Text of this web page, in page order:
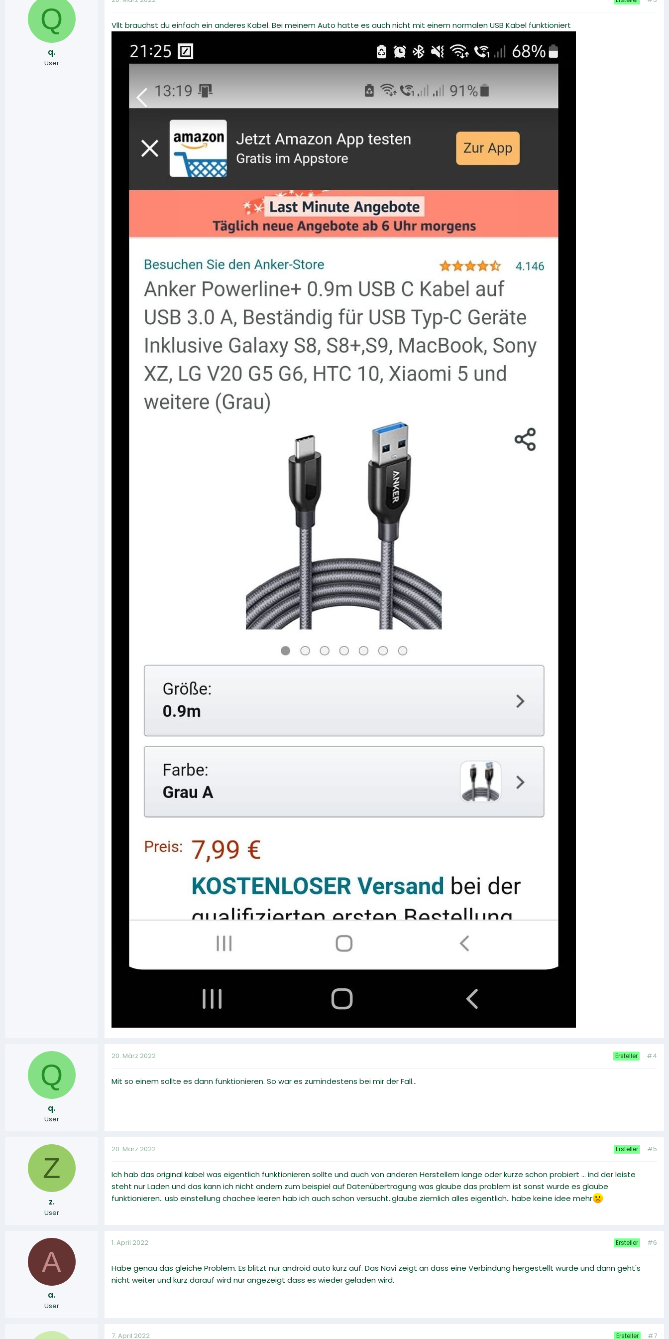
Q
q.
User
Vllt brauchst du einfach ein anderes Kabel. Bei meinem Auto hatte es auch nicht mit einem normalen USB Kabel funktioniert
Q
q.
User
20. März 2022 Ersteller #4
Mit so einem sollte es dann funktionieren. So war es zumindestens bei mir der Fall...
Z
z.
User
20. März 2022 Ersteller #5
Ich hab das original kabel was eigentlich funktionieren sollte und auch von anderen Herstellern lange oder kurze schon probiert ... ind der leiste
steht nur Laden und das kann ich nicht andern zum beispiel auf Datenübertragung was glaube das problem ist sonst wurde es glaube
funktionieren.. usb einstellung chachee leeren hab ich auch schon versucht..glaube ziemlich alles eigentlich.. habe keine idee mehr
A
a.
User
1. April 2022 Ersteller #6
Habe genau das gleiche Problem. Es blitzt nur android auto kurz auf. Das Navi zeigt an dass eine Verbindung hergestellt wurde und dann geht's
nicht weiter und kurz darauf wird nur angezeigt dass es wieder geladen wird.
7. April 2022 Ersteller #7